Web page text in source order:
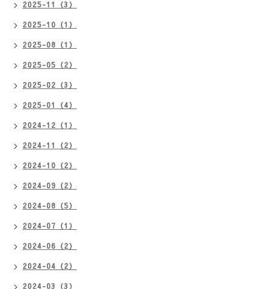
2025-11（3）
2025-10（1）
2025-08（1）
2025-05（2）
2025-02（3）
2025-01（4）
2024-12（1）
2024-11（2）
2024-10（2）
2024-09（2）
2024-08（5）
2024-07（1）
2024-06（2）
2024-04（2）
2024-03（3）